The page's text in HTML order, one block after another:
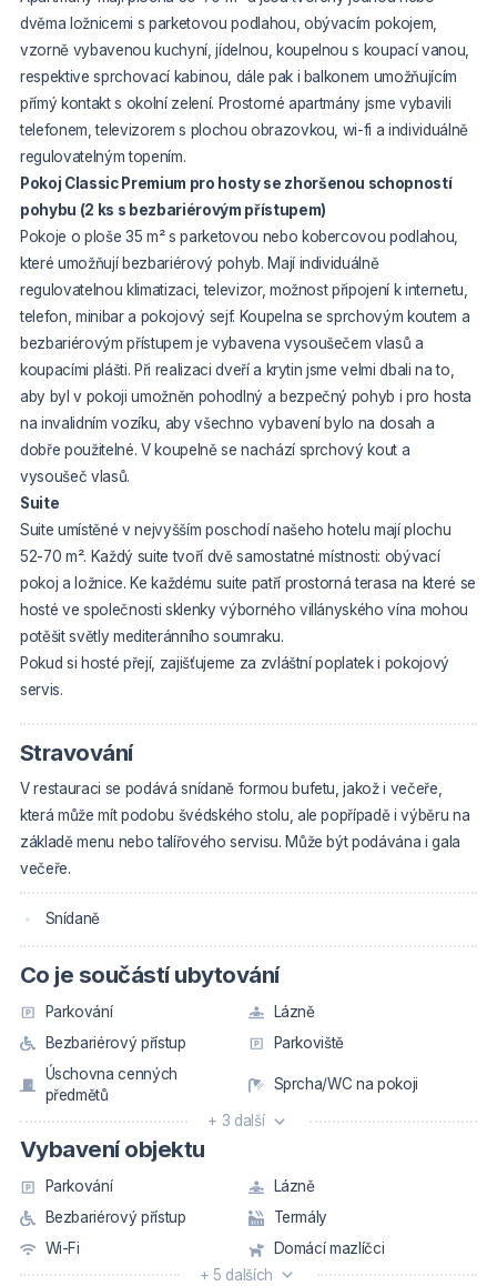
dvěma ložnicemi s parketovou podlahou, obývacím pokojem,
vzorně vybavenou kuchyní, jídelnou, koupelnou s koupací vanou,
respektive sprchovací kabinou, dále pak i balkonem umožňujícím
přímý kontakt s okolní zelení. Prostorné apartmány jsme vybavili
telefonem, televizorem s plochou obrazovkou, wi-fi a individuálně
regulovatelným topením.
Pokoj Classic Premium pro hosty se zhoršenou schopností
pohybu (2 ks s bezbariérovým přístupem)
Pokoje o ploše 35 m² s parketovou nebo kobercovou podlahou,
které umožňují bezbariérový pohyb. Mají individuálně
regulovatelnou klimatizaci, televizor, možnost připojení k internetu,
telefon, minibar a pokojový sejf. Koupelna se sprchovým koutem a
bezbariérovým přístupem je vybavena vysoušečem vlasů a
koupacími plášti. Při realizaci dveří a krytin jsme velmi dbali na to,
aby byl v pokoji umožněn pohodlný a bezpečný pohyb i pro hosta
na invalidním vozíku, aby všechno vybavení bylo na dosah a
dobře použitelné. V koupelně se nachází sprchový kout a
vysoušeč vlasů.
Suite
Suite umístěné v nejvyšším poschodí našeho hotelu mají plochu
52-70 m². Každý suite tvoří dvě samostatné místnosti: obývací
pokoj a ložnice. Ke každému suite patří prostorná terasa na které se
hosté ve společnosti sklenky výborného villányského vína mohou
potěšit světly mediteránního soumraku.
Pokud si hosté přejí, zajišťujeme za zvláštní poplatek i pokojový
servis.
Stravování
V restauraci se podává snídaně formou bufetu, jakož i večeře,
která může mít podobu švédského stolu, ale popřípadě i výběru na
základě menu nebo talířového servisu. Může být podávána i gala
večeře.
Snídaně
Co je součástí ubytování
Parkování
Lázně
Bezbariérový přístup
Parkoviště
Úschovna cenných
předmětů
Sprcha/WC na pokoji
+ 3 další
Vybavení objektu
Parkování
Lázně
Bezbariérový přístup
Termály
Wi-Fi
Domácí mazlíčci
+ 5 dalších